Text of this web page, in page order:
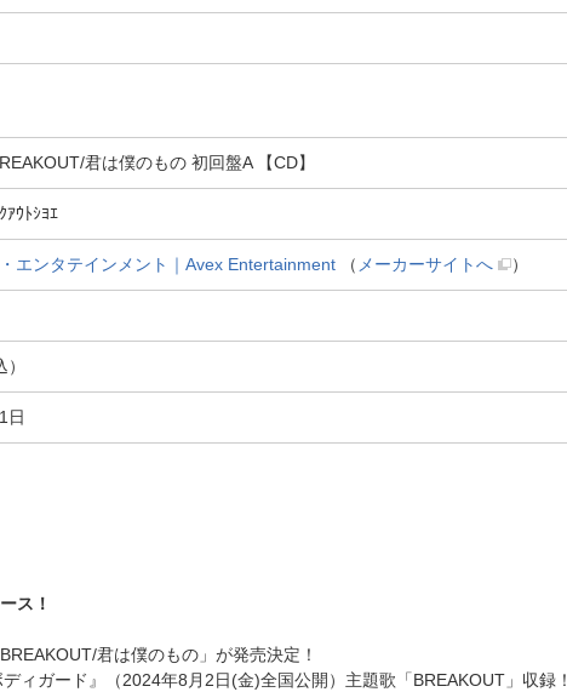
君は僕のもの 初回盤A 【CD】
ｱｳﾄｼﾖｴ
エンタテインメント｜Avex Entertainment （ メーカーサイトへ ）
日
ス！
君は僕のもの」が発売決定！
ィガード』（2024年8月2日(金)全国公開）主題歌「BREAKOUT」収録